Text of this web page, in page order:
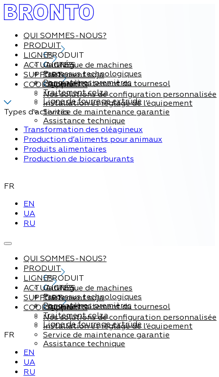
QUI SOMMES-NOUS?
PRODUIT
PRODUIT
Catalogue de machines
Processus technologiques
Par matières premières
LIGNES
LIGNES
Traitement soja
Ligne de traitement du tournesol
Traitement colza
Ligne de fourrage extrude
ACTUALITÉS
SUPPORT
Support
Nos solutions de configuration personnalisée
Installation et réglage de l’équipement
Service de maintenance garantie
Assistance technique
COORDONNÉES
Types d'activités
Transformation des oléagineux
Production d’aliments pour animaux
Produits alimentaires
Production de biocarburants
FR
EN
UA
RU
QUI SOMMES-NOUS?
PRODUIT
PRODUIT
Catalogue de machines
Processus technologiques
Par matières premières
LIGNES
LIGNES
Traitement soja
Ligne de traitement du tournesol
Traitement colza
Ligne de fourrage extrude
ACTUALITÉS
SUPPORT
Support
Nos solutions de configuration personnalisée
Installation et réglage de l’équipement
Service de maintenance garantie
Assistance technique
COORDONNÉES
FR
EN
UA
RU